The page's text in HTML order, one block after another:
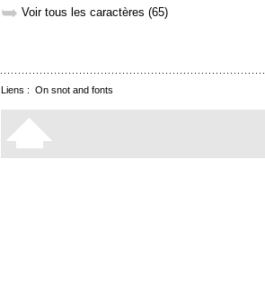
➥ Voir tous les caractères (65)
Liens : On snot and fonts